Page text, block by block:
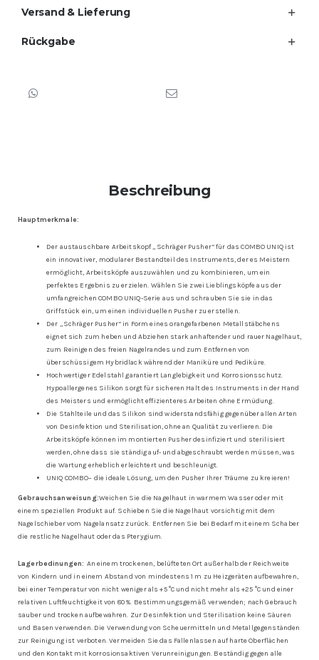
Versand & Lieferung
Rückgabe
Beschreibung
Hauptmerkmale:
Der austauschbare Arbeitskopf „Schräger Pusher“ für das COMBO UNIQ ist
ein innovativer, modularer Bestandteil des Instruments, der es Meistern
ermöglicht, Arbeitsköpfe auszuwählen und zu kombinieren, um ein
perfektes Ergebnis zu erzielen. Wählen Sie zwei Lieblingsköpfe aus der
umfangreichen COMBO UNIQ-Serie aus und schrauben Sie sie in das
Griffstück ein, um einen individuellen Pusher zu erstellen.
Der „Schräger Pusher“ in Form eines orangefarbenen Metallstäbchens
eignet sich zum heben und Abziehen stark anhaftender und rauer Nagelhaut,
zum Reinigen des freien Nagelrandes und zum Entfernen von
überschüssigem Hybridlack während der Maniküre und Pediküre.
Hochwertiger Edelstahl garantiert Langlebigkeit und Korrosionsschutz.
Hypoallergenes Silikon sorgt für sicheren Halt des Instruments in der Hand
des Meisters und ermöglicht effizienteres Arbeiten ohne Ermüdung.
Die Stahlteile und das Silikon sind widerstandsfähig gegenüber allen Arten
von Desinfektion und Sterilisation, ohne an Qualität zu verlieren. Die
Arbeitsköpfe können im montierten Pusher desinfiziert und sterilisiert
werden, ohne dass sie ständig auf- und abgeschraubt werden müssen, was
die Wartung erheblich erleichtert und beschleunigt.
UNIQ COMBO– die ideale Lösung, um den Pusher Ihrer Träume zu kreieren!
Gebrauchsanweisung:Weichen Sie die Nagelhaut in warmem Wasser oder mit
einem speziellen Produkt auf. Schieben Sie die Nagelhaut vorsichtig mit dem
Nagelschieber vom Nagelansatz zurück. Entfernen Sie bei Bedarf mit einem Schaber
die restliche Nagelhaut oder das Pterygium.
Lagerbedinungen: An einem trockenen, belüfteten Ort außerhalb der Reichweite
von Kindern und in einem Abstand von mindestens 1 m zu Heizgeräten aufbewahren,
bei einer Temperatur von nicht weniger als +5 °C und nicht mehr als +25 °C und einer
relativen Luftfeuchtigkeit von 80 %. Bestimmungsgemäß verwenden; nach Gebrauch
sauber und trocken aufbewahren. Zur Desinfektion und Sterilisation keine Säuren
und Basen verwenden. Die Verwendung von Scheuermitteln und Metallgegenständen
zur Reinigung ist verboten. Vermeiden Sie das Fallenlassen auf harte Oberflächen
und den Kontakt mit korrosionsaktiven Verunreinigungen. Beständig gegen alle